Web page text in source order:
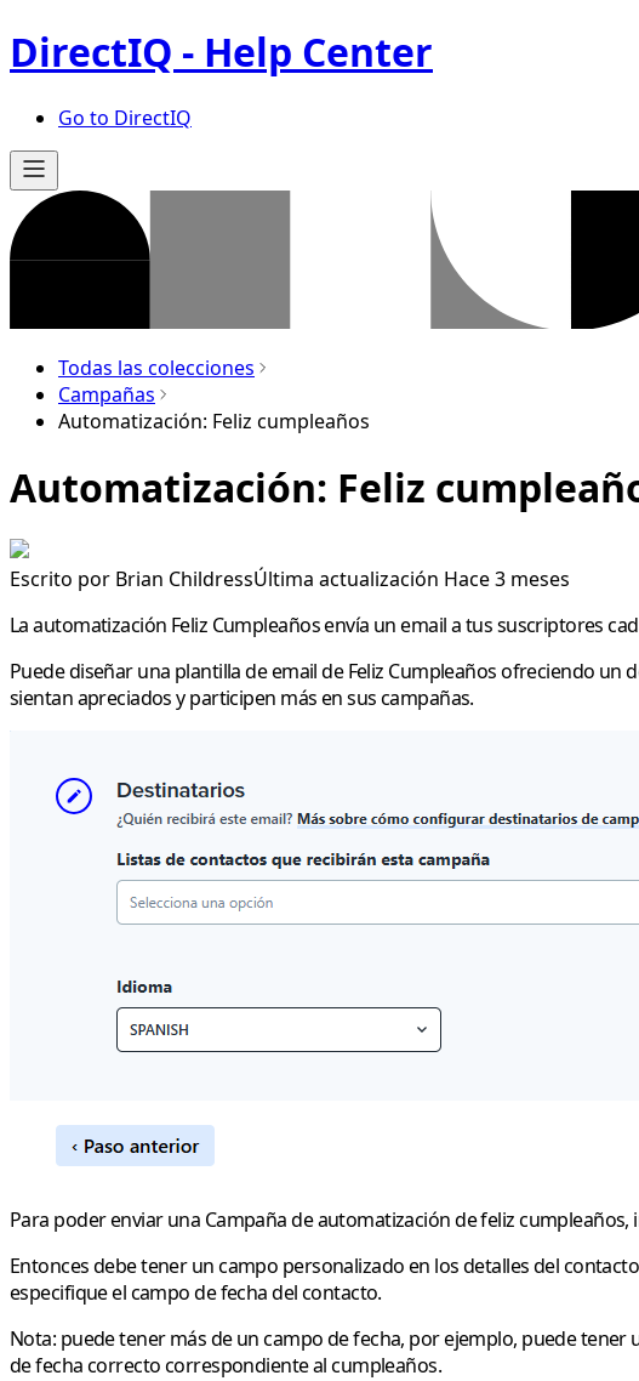
DirectIQ - Help Center
Go to DirectIQ
Todas las colecciones
Campañas
Automatización: Feliz cumpleaños
Automatización: Feliz
Escrito por Brian ChildressÚltima actualización Hace 3 meses
La automatización Feliz Cumpleañosenvía un email a tus suscriptores
Puede diseñar una plantilla de email deFeliz Cumpleañosofreciendo un
sientan apreciados y participen más en sus campañas.
Para poder enviar una Campaña de automatización de feliz
Entonces debe tener un campo personalizado en los detalles del
especifique el campo de fecha del contacto.
Nota: puede tener más de un campo de fecha, por ejemplo, puede
de fecha correcto correspondiente al cumpleaños.